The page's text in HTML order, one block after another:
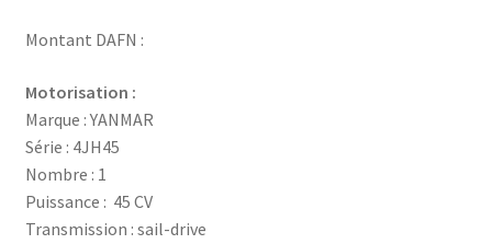
Montant DAFN :
Motorisation :
Marque : YANMAR
Série : 4JH45
Nombre : 1
Puissance : 45 CV
Transmission : sail-drive